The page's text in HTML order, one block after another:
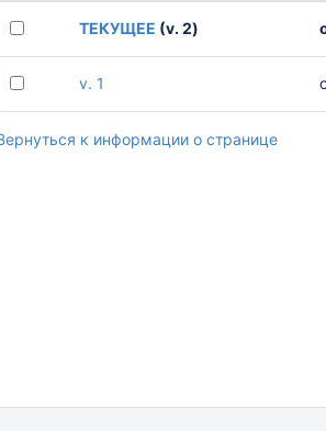
ТЕКУЩЕЕ (v. 2)
v. 1
к информации о странице